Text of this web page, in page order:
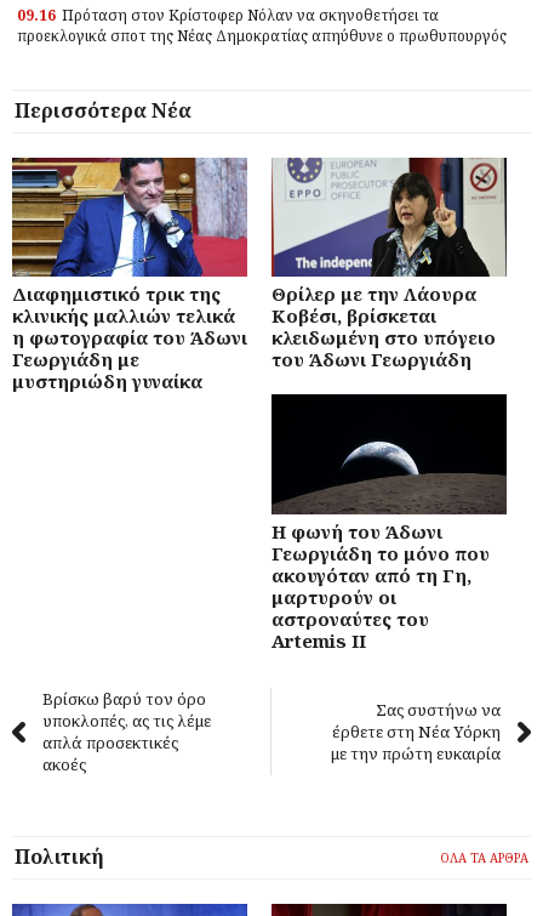
09.16 Πρόταση στον Κρίστοφερ Νόλαν να σκηνοθετήσει τα
προεκλογικά σποτ της Νέας Δημοκρατίας απηύθυνε ο πρωθυπουργός
Περισσότερα Νέα
Διαφημιστικό τρικ της
κλινικής μαλλιών τελικά
η φωτογραφία του Άδωνι
Γεωργιάδη με
μυστηριώδη γυναίκα
Θρίλερ με την Λάουρα
Κοβέσι, βρίσκεται
κλειδωμένη στο υπόγειο
του Άδωνι Γεωργιάδη
Η φωνή του Άδωνι
Γεωργιάδη το μόνο που
ακουγόταν από τη Γη,
μαρτυρούν οι
αστροναύτες του
Artemis II
Βρίσκω βαρύ τον όρο
υποκλοπές, ας τις λέμε
απλά προσεκτικές
ακοές
Σας συστήνω να
έρθετε στη Νέα Υόρκη
με την πρώτη ευκαιρία
Πολιτική ΟΛΑ ΤΑ ΑΡΘΡΑ